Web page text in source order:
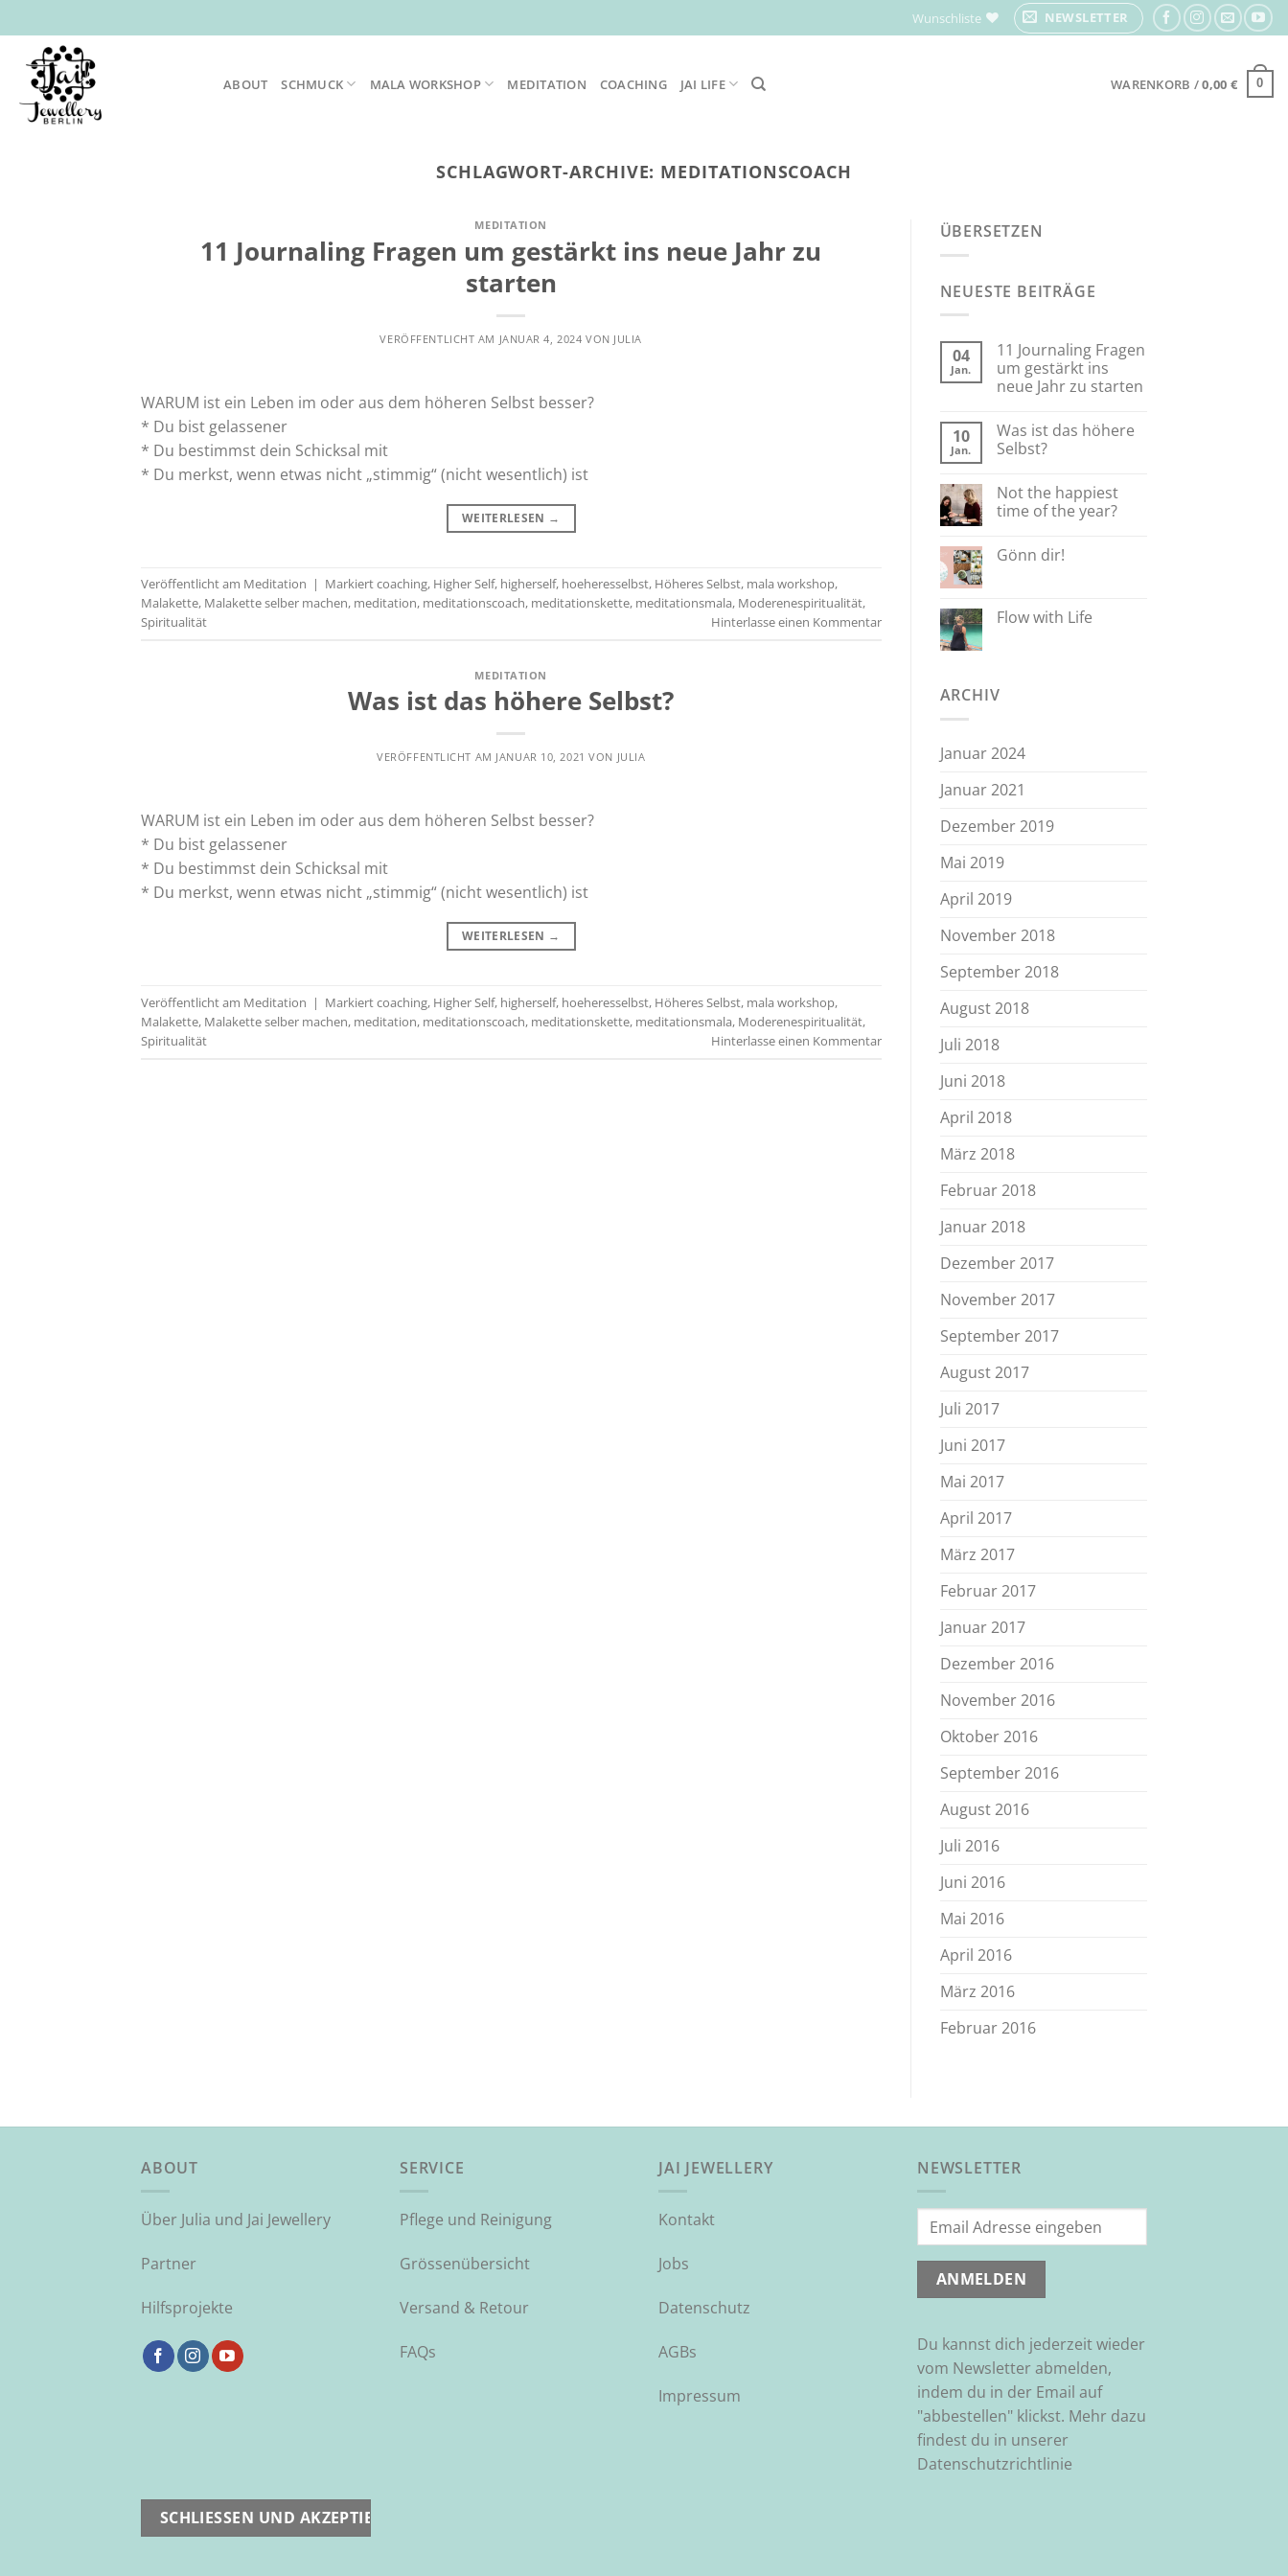
Inhalt
springen
Wunschliste NEWSLETTER
ABOUT SCHMUCK MALA WORKSHOP MEDITATION COACHING JAI LIFE WARENKORB /0,00 € 0
SCHLAGWORT-ARCHIVE: MEDITATIONSCOACH
MEDITATION
11 Journaling Fragen um gestärkt ins neue Jahr zu
starten
VERÖFFENTLICHT AM JANUAR 4, 2024 VON JULIA
WARUM ist ein Leben im oder aus dem höheren Selbst besser?
* Du bist gelassener
* Du bestimmst dein Schicksal mit
* Du merkst, wenn etwas nicht „stimmig“ (nicht wesentlich) ist
WEITERLESEN →
Veröffentlicht am Meditation | Markiertcoaching, Higher Self, higherself, hoeheresselbst, Höheres Selbst, mala workshop,
Malakette, Malakette selber machen, meditation, meditationscoach, meditationskette, meditationsmala, Moderenespiritualität,
Spiritualität
Hinterlasse einen Kommentar
MEDITATION
Was ist das höhere Selbst?
VERÖFFENTLICHT AM JANUAR 10, 2021 VON JULIA
WARUM ist ein Leben im oder aus dem höheren Selbst besser?
* Du bist gelassener
* Du bestimmst dein Schicksal mit
* Du merkst, wenn etwas nicht „stimmig“ (nicht wesentlich) ist
WEITERLESEN →
Veröffentlicht am Meditation | Markiertcoaching, Higher Self, higherself, hoeheresselbst, Höheres Selbst, mala workshop,
Malakette, Malakette selber machen, meditation, meditationscoach, meditationskette, meditationsmala, Moderenespiritualität,
Spiritualität
Hinterlasse einen Kommentar
ÜBERSETZEN
NEUESTE BEITRÄGE
04
Jan.
11 Journaling Fragen
um gestärkt ins
neue Jahr zu starten
10
Jan.
Was ist das höhere
Selbst?
Not the happiest
time of the year?
Gönn dir!
Flow with Life
ARCHIV
Januar 2024
Januar 2021
Dezember 2019
Mai 2019
April 2019
November 2018
September 2018
August 2018
Juli 2018
Juni 2018
April 2018
März 2018
Februar 2018
Januar 2018
Dezember 2017
November 2017
September 2017
August 2017
Juli 2017
Juni 2017
Mai 2017
April 2017
März 2017
Februar 2017
Januar 2017
Dezember 2016
November 2016
Oktober 2016
September 2016
August 2016
Juli 2016
Juni 2016
Mai 2016
April 2016
März 2016
Februar 2016
ABOUT
Über Julia und Jai Jewellery
Partner
Hilfsprojekte
SERVICE
Pflege und Reinigung
Grössenübersicht
Versand & Retour
FAQs
JAI JEWELLERY
Kontakt
Jobs
Datenschutz
AGBs
Impressum
NEWSLETTER
Du kannst dich jederzeit wieder
vom Newsletter abmelden,
indem du in der Email auf
"abbestellen" klickst. Mehr dazu
findest du in unserer
Datenschutzrichtlinie